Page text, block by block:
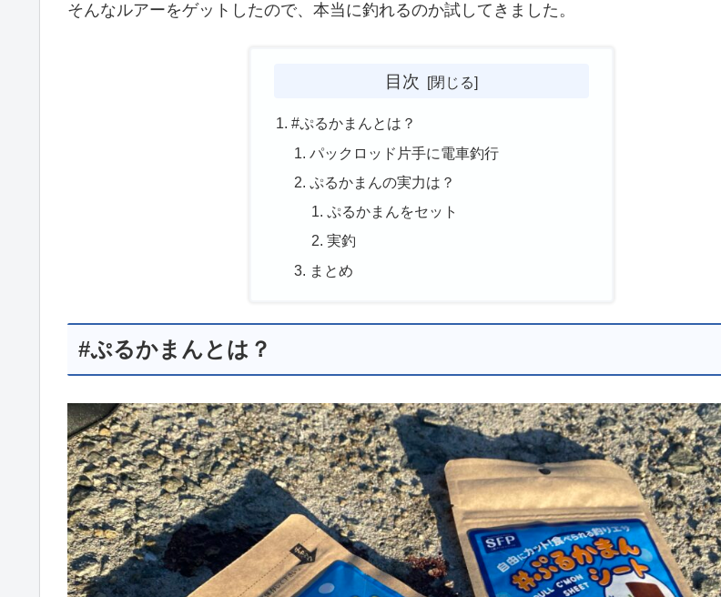
そんなルアーをゲットしたので、本当に釣れるのか試してきました。
目次
#ぷるかまんとは？
パックロッド片手に電車釣行
ぷるかまんの実力は？
ぷるかまんをセット
実釣
まとめ
#ぷるかまんとは？